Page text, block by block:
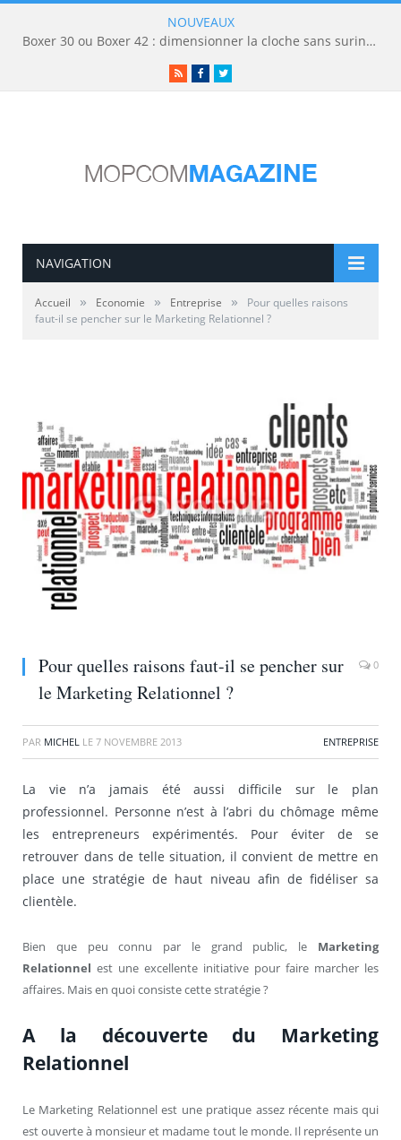
NOUVEAUX
Boxer 30 ou Boxer 42 : dimensionner la cloche sans surinvestir
RSSFacebookTwitter
NAVIGATION
Accueil » Economie » Entreprise »
Pour quelles raisons
faut-il se pencher sur le Marketing Relationnel ?
Pour quelles raisons faut-il se pencher sur
le Marketing Relationnel ?
0
PAR MICHEL LE 7 NOVEMBRE 2013 ENTREPRISE
La vie n’a jamais été aussi difficile sur le plan
professionnel. Personne n’est à l’abri du chômage même
les entrepreneurs expérimentés. Pour éviter de se
retrouver dans de telle situation, il convient de mettre en
place une stratégie de haut niveau afin de fidéliser sa
clientèle.
Bien que peu connu par le grand public, le Marketing
Relationnel est une excellente initiative pour faire marcher les
affaires. Mais en quoi consiste cette stratégie ?
A la découverte du Marketing
Relationnel
Le Marketing Relationnel est une pratique assez récente mais qui
est ouverte à monsieur et madame tout le monde. Il représente un